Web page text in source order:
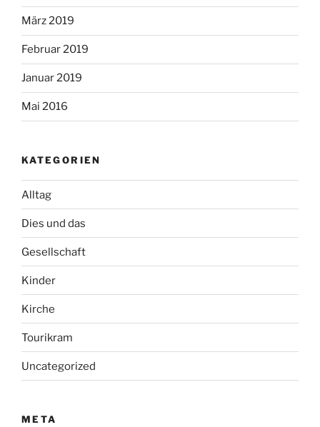
März 2019
Februar 2019
Januar 2019
Mai 2016
KATEGORIEN
Alltag
Dies und das
Gesellschaft
Kinder
Kirche
Tourikram
Uncategorized
META